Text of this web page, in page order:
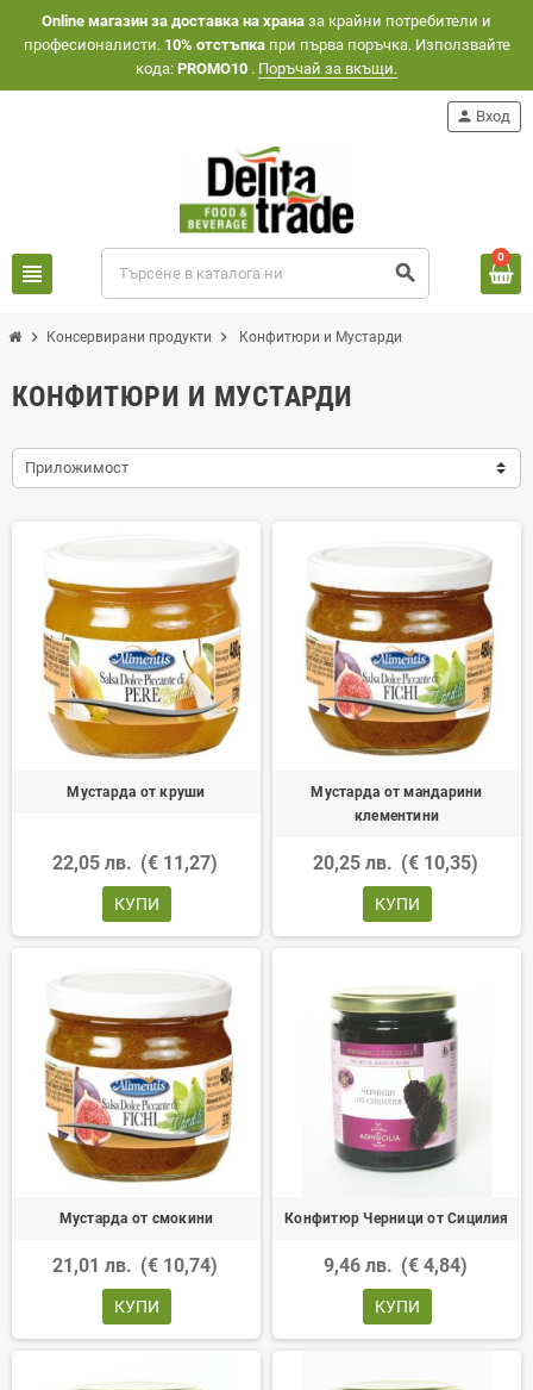
Оnline магазин за доставка на храна за крайни потребители и
професионалисти. 10% отстъпкапри първа поръчка. Използвайте
кода: PROMO10 . Поръчай за вкъщи.
view_headline search
person Вход
0
chevron_right Консервирани продукти chevron_right Конфитюри и Мустарди
КОНФИТЮРИ И МУСТАРДИ
Приложимост
Мустарда от круши
22,05 лв. (€ 11,27)
КУПИ
Мустарда от мандарини
клементини
20,25 лв. (€ 10,35)
КУПИ
Мустарда от смокини
21,01 лв. (€ 10,74)
КУПИ
Конфитюр Черници от Сицилия
9,46 лв. (€ 4,84)
КУПИ